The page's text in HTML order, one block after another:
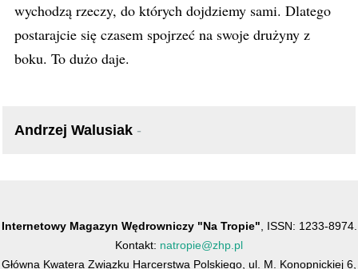
wychodzą rzeczy, do których dojdziemy sami. Dlatego
postarajcie się czasem spojrzeć na swoje drużyny z
boku. To dużo daje.
Andrzej Walusiak -
Internetowy Magazyn Wędrowniczy "Na Tropie" , ISSN: 1233-8974.
Kontakt: natropie@zhp.pl
Główna Kwatera Związku Harcerstwa Polskiego, ul. M. Konopnickiej 6,